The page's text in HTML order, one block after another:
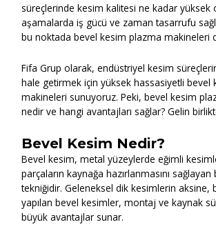
süreçlerinde kesim kalitesi ne kadar yüksek
aşamalarda iş gücü ve zaman tasarrufu
bu noktada bevel kesim plazma makineleri
Fifa Grup olarak, endüstriyel kesim
hale getirmek için yüksek hassasiyetli bevel
makineleri sunuyoruz. Peki, bevel kesim
nedir ve hangi avantajları sağlar? Gelin
Bevel Kesim Nedir?
Bevel kesim, metal yüzeylerde eğimli
parçaların kaynağa hazırlanmasını
tekniğidir. Geleneksel dik kesimlerin aksine,
yapılan bevel kesimler, montaj ve kaynak
büyük avantajlar sunar.